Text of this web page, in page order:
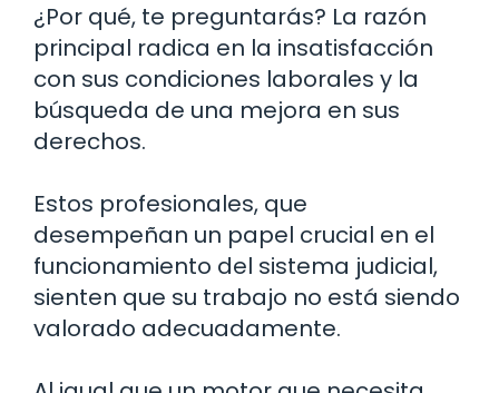
¿Por qué, te preguntarás? La razón
principal radica en la insatisfacción
con sus condiciones laborales y la
búsqueda de una mejora en sus
derechos.
Estos profesionales, que
desempeñan un papel crucial en el
funcionamiento del sistema judicial,
sienten que su trabajo no está siendo
valorado adecuadamente.